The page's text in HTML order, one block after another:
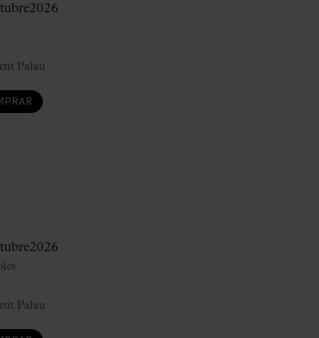
2026
Palau
2026
Palau